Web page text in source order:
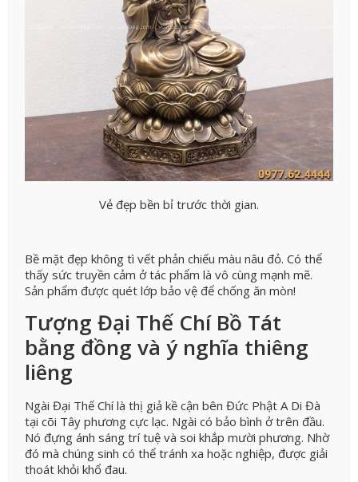
Vẻ đẹp bền bỉ trước thời gian.
Bề mặt đẹp không tì vết phản chiếu màu nâu đỏ. Có thể
thấy sức truyền cảm ở tác phẩm là vô cùng mạnh mẽ.
Sản phẩm được quét lớp bảo vệ để chống ăn mòn!
Tượng Đại Thế Chí Bồ Tát
bằng đồng và ý nghĩa thiêng
liêng
Ngài Đại Thế Chí là thị giả kề cận bên Đức Phật A Di Đà
tại cõi Tây phương cực lạc. Ngài có bảo bình ở trên đầu.
Nó đựng ánh sáng trí tuệ và soi khắp mười phương. Nhờ
đó mà chúng sinh có thể tránh xa hoặc nghiệp, được giải
thoát khỏi khổ đau.